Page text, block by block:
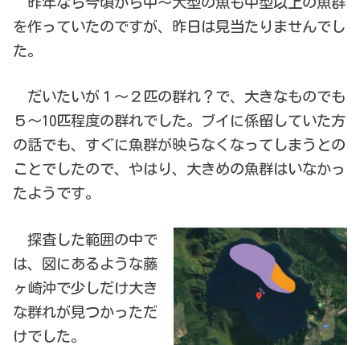
を作っていたのですが、昨日は見当たりませんでし
た。
だいたいが１～２匹の群れ？で、大きなものでも
５～10匹程度の群れでした。ブイに係留していた方
の話でも、すぐに魚群が映らなくなってしまうとの
ことでしたので、やはり、大きめの魚群はいなかっ
たようです。
探査した範囲の中で
は、図にあるような藤
ヶ崎沖で少しだけ大き
な群れが見つかっただ
けでした。